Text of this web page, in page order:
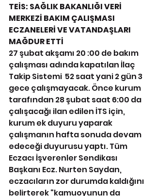
TEİS: SAĞLIK BAKANLIĞI VERİ
MERKEZİ BAKIM ÇALIŞMASI
ECZANELERİ VE VATANDAŞLARI
MAĞDUR ETTİ
27 şubat akşamı 20 :00 de bakım
çalışması adında kapatılan İlaç
Takip Sistemi  52 saat yani 2 gün 3
gece çalışmayacak. Önce kurum
tarafından 28 şubat saat 6:00 da
çalışacağı ilan edilen İTS için,
kurum ek duyuru yaparak
çalışmanın hafta sonuda devam
edeceği duyurusu yaptı. Tüm
Eczacı İşverenler Sendikası
Başkanı Ecz. Nurten Saydan,
eczacıların zor durumda kaldığını
belirterek “kamuoyunun da